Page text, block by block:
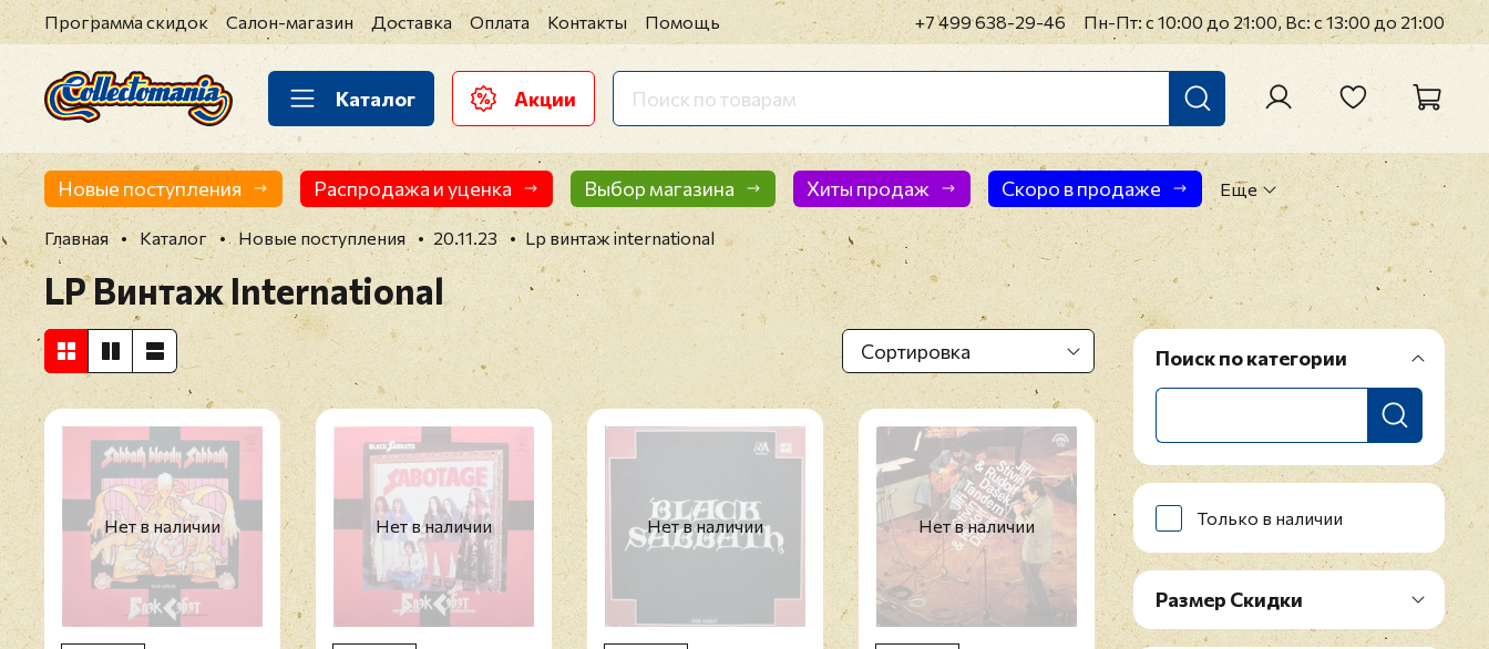
Программа скидок Салон-магазин Доставка Оплата Контакты Помощь +7 499 638-29-46 Пн-Пт: с 10:00 до 21:00, Вс: с 13:00 до 21:00
Каталог Акции
Новые поступления Распродажа и уценка Выбор магазина Хиты продаж Скоро в продаже Еще
Главная Каталог Новые поступления 20.11.23 Lp винтаж international
LP Винтаж International
Нет в наличии Нет в наличии Нет в наличии Нет в наличии
Поиск по категории
Только в наличии
Размер Скидки